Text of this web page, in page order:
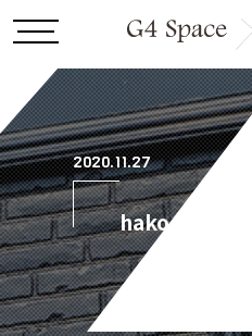
2020.11.27